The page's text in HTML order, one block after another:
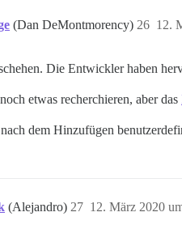
(Dan DeMontmorency) 12.
26
Die Entwickler haben
etwas recherchieren, aber das
dem Hinzufügen
(Alejandro) 12. März 2020
27